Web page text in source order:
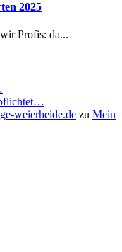
2025
Profis: da...
weierheide.de zu Mein